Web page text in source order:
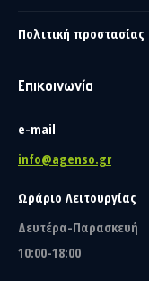
Πολιτική
Επικοινωνία
e-mail
info@agenso.gr
Ωράριο Λειτουργίας
Δευτέρα-Παρασκευή
10:00-18:00